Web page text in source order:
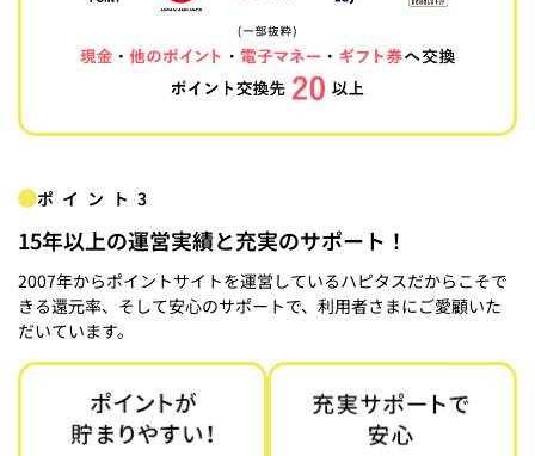
ポイント3
15年以上の運営実績と充実のサポート！
2007年からポイントサイトを運営しているハピタスだからこそで
きる還元率、そして安心のサポートで、利用者さまにご愛顧いた
だいています。